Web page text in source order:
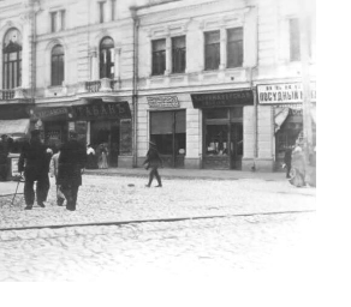
Leave a comment
1903 РОКУ